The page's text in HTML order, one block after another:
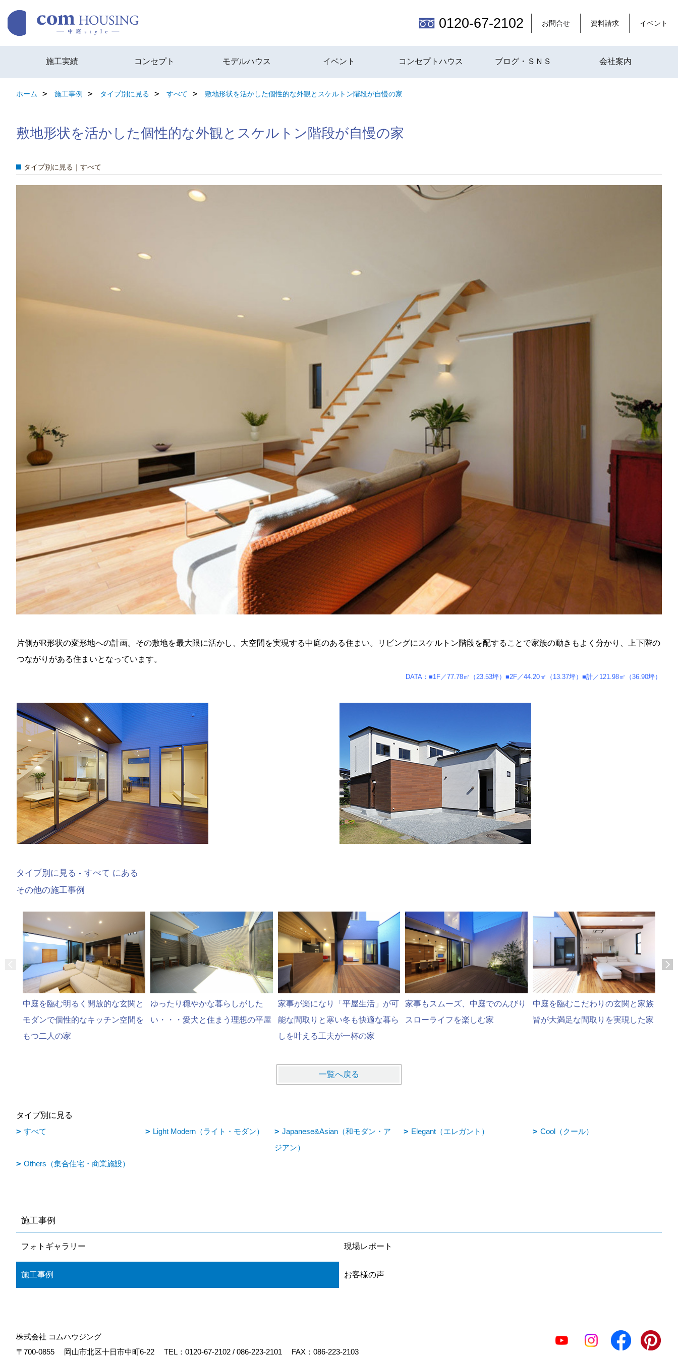
0120-67-2102 お問合せ 資料請求 イベント
施工実績 コンセプト モデルハウス イベント コンセプトハウス ブログ・ＳＮＳ 会社案内
ホーム 施工事例 タイプ別に見る すべて 敷地形状を活かした個性的な外観とスケルトン階段が自慢の家
敷地形状を活かした個性的な外観とスケルトン階段が自慢の家
タイプ別に見る｜すべて
片側がR形状の変形地への計画。その敷地を最大限に活かし、大空間を実現する中庭のある住まい。リビングにスケルトン階段を配することで家族の動きもよく分かり、上下階の
つながりがある住まいとなっています。
DATA：■1F／77.78㎡（23.53坪）■2F／44.20㎡（13.37坪）■計／121.98㎡（36.90坪）
タイプ別に見る - すべて にある
その他の施工事例
中庭を臨む明るく開放的な玄関と
モダンで個性的なキッチン空間を
もつ二人の家
ゆったり穏やかな暮らしがした
い・・・愛犬と住まう理想の平屋
家事が楽になり「平屋生活」が可
能な間取りと寒い冬も快適な暮ら
しを叶える工夫が一杯の家
家事もスムーズ、中庭でのんびり
スローライフを楽しむ家
中庭を臨むこだわりの玄関と家族
皆が大満足な間取りを実現した家
一覧へ戻る
タイプ別に見る
すべて
Light Modern（ライト・モダン）
Japanese&Asian（和モダン・ア
ジアン）
Elegant（エレガント） Cool（クール）
Others（集合住宅・商業施設）
施工事例
フォトギャラリー 現場レポート
施工事例 お客様の声
株式会社 コムハウジング
〒700-0855
岡山市北区十日市中町6-22 TEL： 0120-67-2102 / 086-223-2101 FAX：086-223-2103